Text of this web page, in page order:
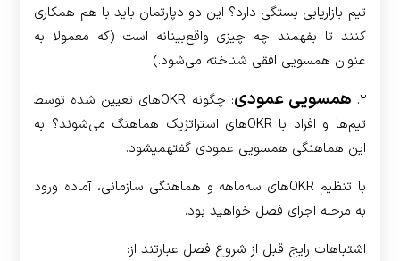
تیم بازاریابی بستگی دارد؟ این دو دپارتمان باید با هم همکاری
کنند تا بفهمند چه چیزی واقع‌بینانه است (که معمولا به
عنوان همسویی افقی شناخته می‌شود.)
۲. همسویی عمودی
: چگونه OKRهای تعیین شده توسط
تیم‌ها و افراد با ­OKRهای استراتژیک هماهنگ می‌شوند؟ به
این هماهنگی همسویی عمودی گفته­می­شود.
با تنظیم OKRهای سه‌ماهه و هماهنگی سازمانی، آماده ورود
به مرحله اجرای فصل خواهید بود.
اشتباهات رایج قبل از شروع فصل عبارتند از: